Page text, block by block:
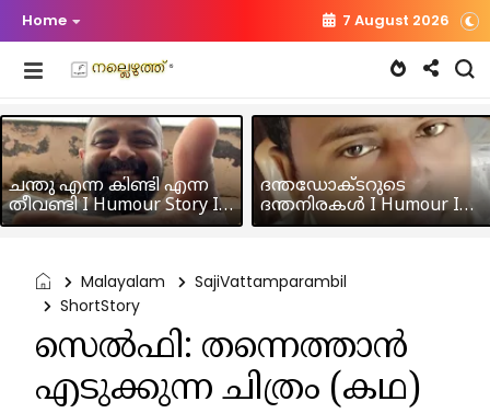
Home 7 August 2026
ചന്തു എന്ന കിണ്ടി എന്ന
തീവണ്ടി I Humour Story I
Rajeev Panicker
ദന്തഡോക്ടറുടെ
ദന്തനിരകൾ I Humour I
Hussain MK
Malayalam
SajiVattamparambil
ShortStory
സെൽഫി: തന്നെത്താൻ
എടുക്കുന്ന ചിത്രം (കഥ)